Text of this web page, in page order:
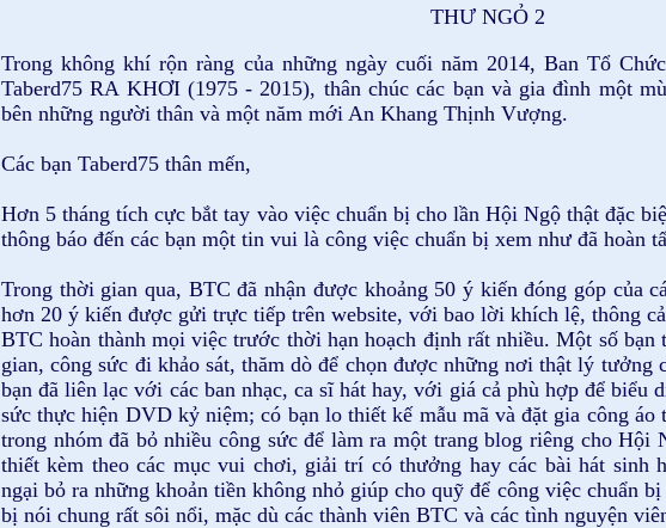
THƯ NGỎ 2
Trong không khí rộn ràng của những ngày cuối năm 2014, Ban Tổ
Taberd75 RA KHƠI (1975 - 2015), thân chúc các bạn và gia đình một
bên những người thân và một năm mới An Khang Thịnh Vượng.
Các bạn Taberd75 thân mến,
Hơn 5 tháng tích cực bắt tay vào việc chuẩn bị cho lần Hội Ngộ thật đặc
thông báo đến các bạn một tin vui là công việc chuẩn bị xem như đã hoàn
Trong thời gian qua, BTC đã nhận được khoảng 50 ý kiến đóng góp của
hơn 20 ý kiến được gửi trực tiếp trên website, với bao lời khích lệ, thông
BTC hoàn thành mọi việc trước thời hạn hoạch định rất nhiều. Một số
gian, công sức đi khảo sát, thăm dò để chọn được những nơi thật lý tưởng
bạn đã liên lạc với các ban nhạc, ca sĩ hát hay, với giá cả phù hợp để biểu
sức thực hiện DVD kỷ niệm; có bạn lo thiết kế mẫu mã và đặt gia công áo
trong nhóm đã bỏ nhiều công sức để làm ra một trang blog riêng cho Hội
thiết kèm theo các mục vui chơi, giải trí có thưởng hay các bài hát sinh
ngại bỏ ra những khoản tiền không nhỏ giúp cho quỹ để công việc chuẩn
bị nói chung rất sôi nổi, mặc dù các thành viên BTC và các tình nguyện